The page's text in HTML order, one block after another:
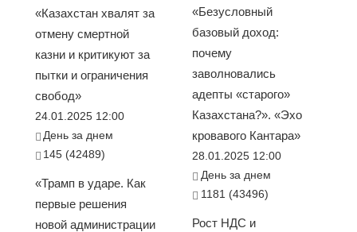
«Казахстан хвалят за
отмену смертной
казни и критикуют за
пытки и ограничения
свобод»
24.01.2025 12:00
День за днем
145 (42489)
«Трамп в ударе. Как
первые решения
новой администрации
«Безусловный
базовый доход:
почему
заволновались
адепты «старого»
Казахстана?». «Эхо
кровавого Кантара»
28.01.2025 12:00
День за днем
1181 (43496)
Рост НДС и